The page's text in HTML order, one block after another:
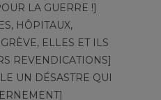
LA GUERRE !]
HÔPITAUX,
ELLES ET ILS
REVENDICATIONS]
UN DÉSASTRE QUI